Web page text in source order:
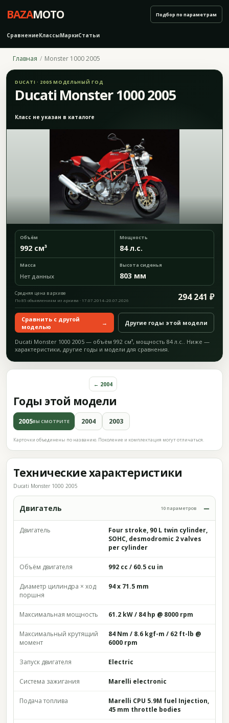
BAZAMOTO
СравнениеКлассыМаркиСтатьи
Подбор по параметрам
Главная Monster 1000 2005
DUCATI · 2005 МОДЕЛЬНЫЙ ГОД
Ducati Monster 1000 2005
Класс не указан в каталоге
Объём
992 см³
Мощность
84 л.с.
Масса
Нет данных
Высота сиденья
803 мм
Средняя цена в архиве 294 241 ₽
По 85 объявлениям из архива · 17.07.2014–20.07.2026
Сравнить с другой
моделью
→ Другие годы этой модели
Ducati Monster 1000 2005 — объём 992 см³, мощность 84 л.с.. Ниже —
характеристики, другие годы и модели для сравнения.
Годы этой модели
← 2004
2005ВЫ СМОТРИТЕ 2004 2003
Карточки объединены по названию. Поколение и комплектация могут отличаться.
Технические характеристики
Ducati Monster 1000 2005
Двигатель 10 параметров
Двигатель
Four stroke, 90 L twin cylinder,
SOHC, desmodromic 2 valves
per cylinder
Объём двигателя 992 cc / 60.5 cu in
Диаметр цилиндра × ход
поршня
94 x 71.5 mm
Максимальная мощность 61.2 kW / 84 hp @ 8000 rpm
Максимальный крутящий
момент
84 Nm / 8.6 kgf-m / 62 ft-lb @
6000 rpm
Запуск двигателя Electric
Система зажигания Marelli electronic
Подача топлива
Marelli CPU 5.9M fuel Injection,
45 mm throttle bodies